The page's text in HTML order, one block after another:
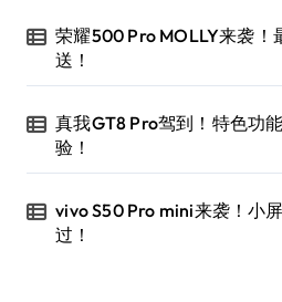
荣耀500 Pro MOLLY来袭！
送！
真我GT8 Pro驾到！特色功
验！
vivo S50 Pro mini来袭！小
过！